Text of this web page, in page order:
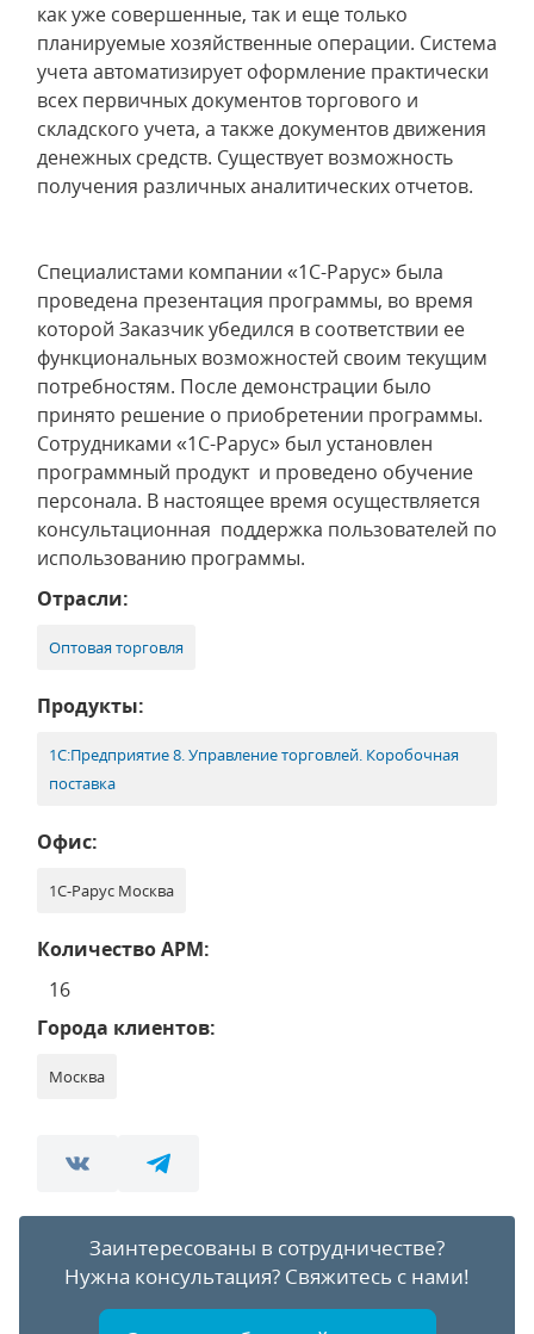
как уже совершенные, так и еще только
планируемые хозяйственные операции. Система
учета автоматизирует оформление практически
всех первичных документов торгового и
складского учета, а также документов движения
денежных средств. Существует возможность
получения различных аналитических отчетов.
Специалистами компании «1С-Рарус» была
проведена презентация программы, во время
которой Заказчик убедился в соответствии ее
функциональных возможностей своим текущим
потребностям. После демонстрации было
принято решение о приобретении программы.
Сотрудниками «1С-Рарус» был установлен
программный продукт и проведено обучение
персонала. В настоящее время осуществляется
консультационная поддержка пользователей по
использованию программы.
Отрасли:
Оптовая торговля
Продукты:
1С:Предприятие 8. Управление торговлей. Коробочная
поставка
Офис:
1С-Рарус Москва
Количество АРМ:
16
Города клиентов:
Москва
Заинтересованы в сотрудничестве?
Нужна консультация? Свяжитесь с нами!